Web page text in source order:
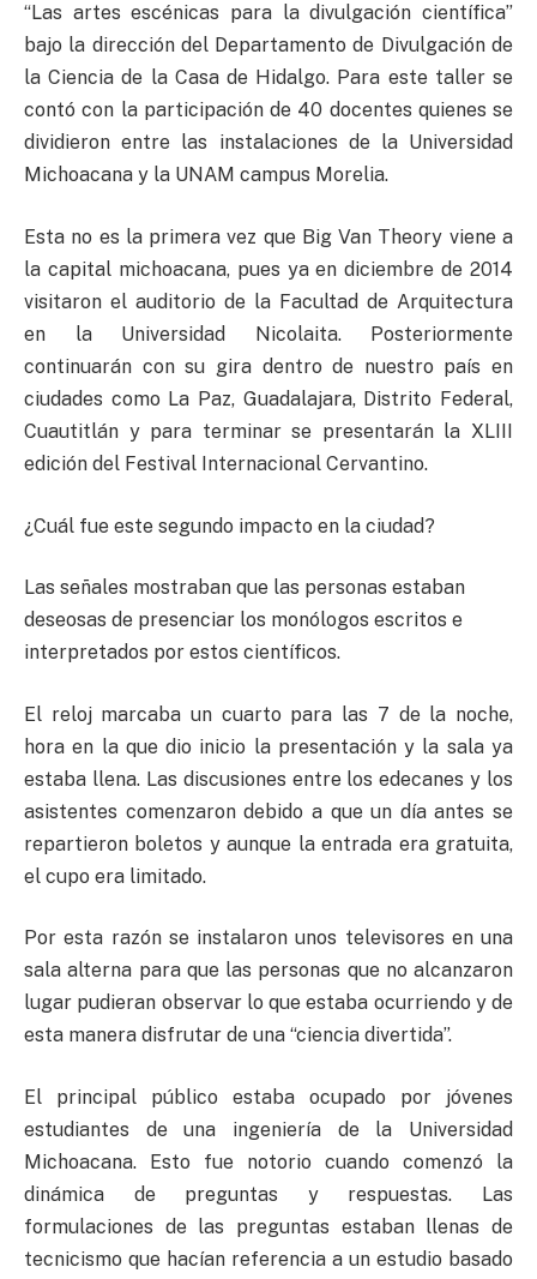
“Las artes escénicas para la divulgación científica”
bajo la dirección del Departamento de Divulgación de
la Ciencia de la Casa de Hidalgo. Para este taller se
contó con la participación de 40 docentes quienes se
dividieron entre las instalaciones de la Universidad
Michoacana y la UNAM campus Morelia.
Esta no es la primera vez que Big Van Theory viene a
la capital michoacana, pues ya en diciembre de 2014
visitaron el auditorio de la Facultad de Arquitectura
en la Universidad Nicolaita. Posteriormente
continuarán con su gira dentro de nuestro país en
ciudades como La Paz, Guadalajara, Distrito Federal,
Cuautitlán y para terminar se presentarán la XLIII
edición del Festival Internacional Cervantino.
¿Cuál fue este segundo impacto en la ciudad?
Las señales mostraban que las personas estaban
deseosas de presenciar los monólogos escritos e
interpretados por estos científicos.
El reloj marcaba un cuarto para las 7 de la noche,
hora en la que dio inicio la presentación y la sala ya
estaba llena. Las discusiones entre los edecanes y los
asistentes comenzaron debido a que un día antes se
repartieron boletos y aunque la entrada era gratuita,
el cupo era limitado.
Por esta razón se instalaron unos televisores en una
sala alterna para que las personas que no alcanzaron
lugar pudieran observar lo que estaba ocurriendo y de
esta manera disfrutar de una “ciencia divertida”.
El principal público estaba ocupado por jóvenes
estudiantes de una ingeniería de la Universidad
Michoacana. Esto fue notorio cuando comenzó la
dinámica de preguntas y respuestas. Las
formulaciones de las preguntas estaban llenas de
tecnicismo que hacían referencia a un estudio basado